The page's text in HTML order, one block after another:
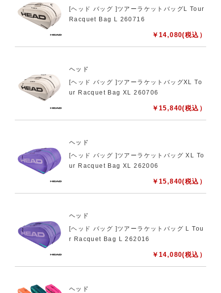
[ヘッド バッグ ]ツアーラケットバッグL Tour
Racquet Bag L 260716
￥ 14,080(税込）
ヘッド
[ヘッド バッグ ]ツアーラケットバッグXL To
ur Racquet Bag XL 260706
￥ 15,840(税込）
ヘッド
[ヘッド バッグ ]ツアーラケットバッグ XL To
ur Racquet Bag XL 262006
￥ 15,840(税込）
ヘッド
[ヘッド バッグ ]ツアーラケットバッグ L Tou
r Racquet Bag L 262016
￥ 14,080(税込）
ヘッド